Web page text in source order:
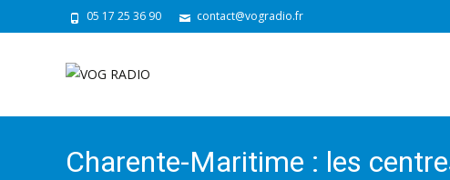
05 17 25 36 90 contact@vogradio.fr
Charente-Maritime : les